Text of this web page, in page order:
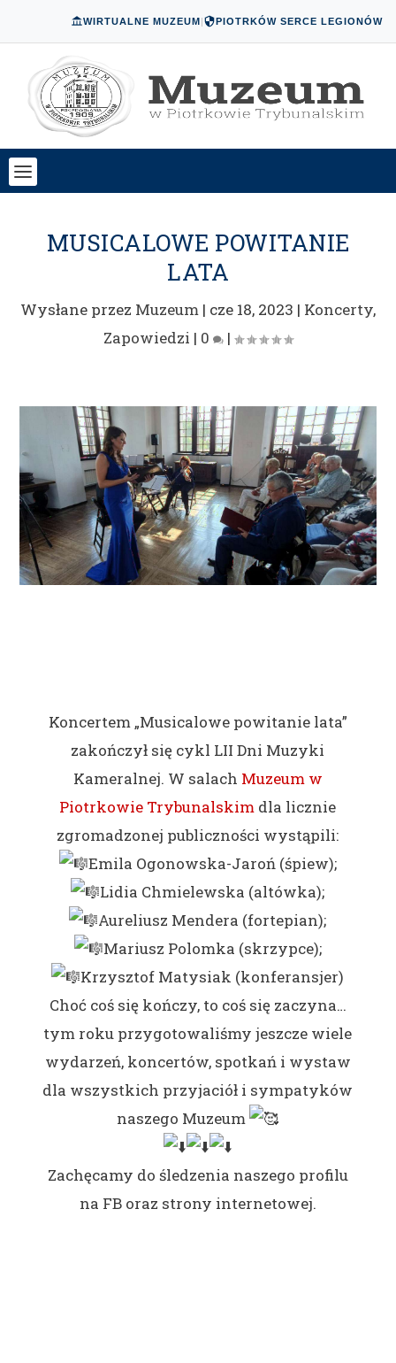
WIRTUALNE MUZEUM| PIOTRKÓW SERCE LEGIONÓW
MUSICALOWE POWITANIE
LATA
Wysłane przez Muzeum | cze 18, 2023 | Koncerty,
Zapowiedzi | 0 |
Koncertem „Musicalowe powitanie lata”
zakończył się cykl LII Dni Muzyki
Kameralnej. W salach Muzeum w
Piotrkowie Trybunalskim dla licznie
zgromadzonej publiczności wystąpili:
Emila Ogonowska-Jaroń (śpiew);
Lidia Chmielewska (altówka);
Aureliusz Mendera (fortepian);
Mariusz Polomka (skrzypce);
Krzysztof Matysiak (konferansjer)
Choć coś się kończy, to coś się zaczyna…
tym roku przygotowaliśmy jeszcze wiele
wydarzeń, koncertów, spotkań i wystaw
dla wszystkich przyjaciół i sympatyków
naszego Muzeum
Zachęcamy do śledzenia naszego profilu
na FB oraz strony internetowej.